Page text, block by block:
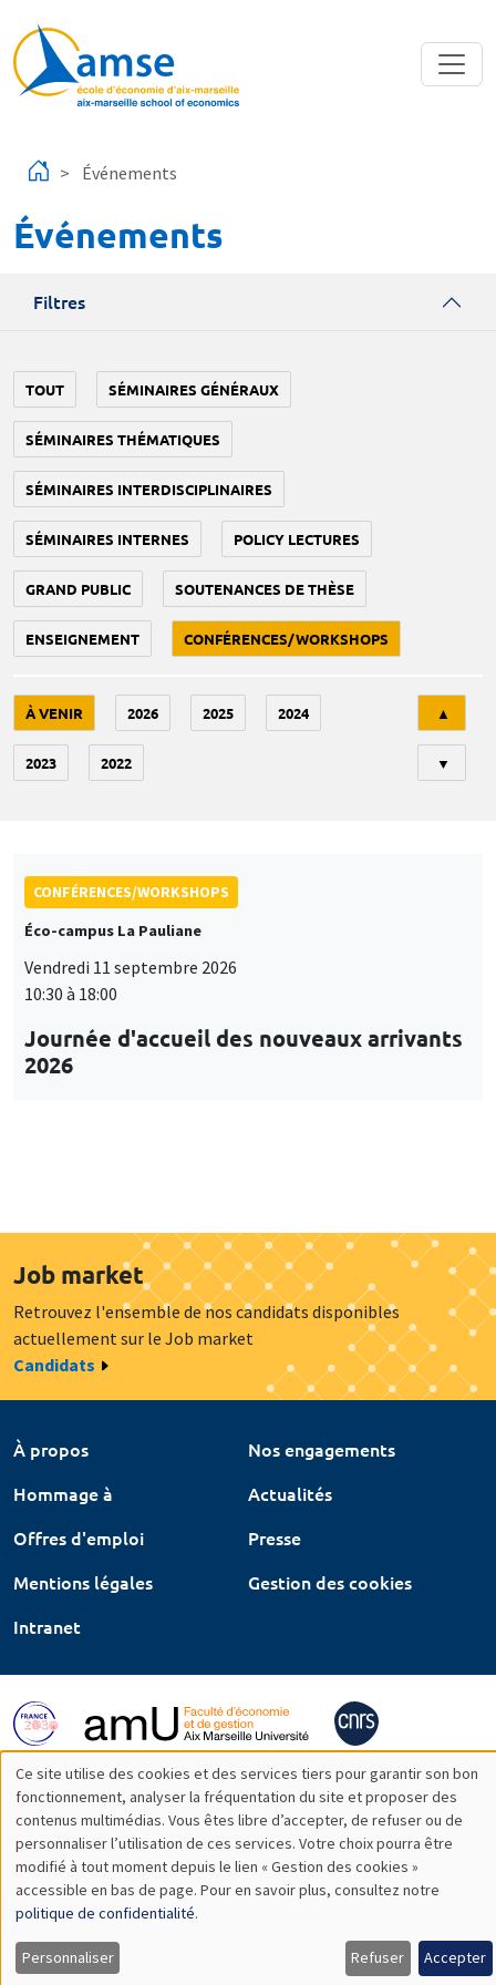
Événements
Événements
Filtres
TOUT SÉMINAIRES GÉNÉRAUX
SÉMINAIRES THÉMATIQUES
SÉMINAIRES INTERDISCIPLINAIRES
SÉMINAIRES INTERNES POLICY LECTURES
GRAND PUBLIC SOUTENANCES DE THÈSE
ENSEIGNEMENT CONFÉRENCES/WORKSHOPS
À VENIR 2026 2025 2024
2023 2022
▲
▼
CONFÉRENCES/WORKSHOPS
Éco-campus La Pauliane
Vendredi 11 septembre 2026
10:30 à 18:00
Journée d'accueil des nouveaux arrivants
2026
Job market
Retrouvez l'ensemble de nos candidats disponibles
actuellement sur le Job market
Candidats
À propos
Nos engagements
Hommage à
Actualités
Offres d'emploi
Presse
Mentions légales
Gestion des cookies
Intranet
Utilisation
des
données
personnelles
et
Ce site utilise des cookies et des services tiers pour garantir son bon
fonctionnement, analyser la fréquentation du site et proposer des
contenus multimédias. Vous êtes libre d’accepter, de refuser ou de
personnaliser l’utilisation de ces services. Votre choix pourra être
modifié à tout moment depuis le lien « Gestion des cookies »
accessible en bas de page. Pour en savoir plus, consultez notre
politique de confidentialité.
Personnaliser Refuser Accepter